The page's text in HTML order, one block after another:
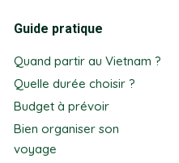
Guide pratique
Quand partir au Vietnam ?
Quelle durée choisir ?
Budget à prévoir
Bien organiser son
voyage